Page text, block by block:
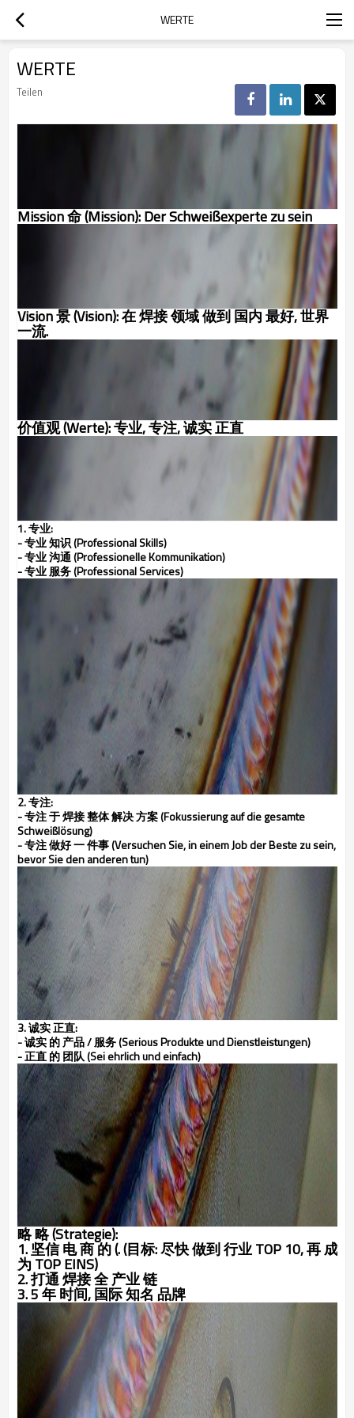
WERTE
WERTE
Teilen
Mission 命 (Mission): Der Schweißexperte zu sein
Vision 景 (Vision): 在 焊接 领域 做到 国内 最好, 世界
一流.
价值观 (Werte): 专业, 专注, 诚实 正直
1. 专业:
- 专业 知识 (Professional Skills)
- 专业 沟通 (Professionelle Kommunikation)
- 专业 服务 (Professional Services)
2. 专注:
- 专注 于 焊接 整体 解决 方案 (Fokussierung auf die gesamte
Schweißlösung)
- 专注 做好 一 件事 (Versuchen Sie, in einem Job der Beste zu sein,
bevor Sie den anderen tun)
3. 诚实 正直:
- 诚实 的 产品 / 服务 (Serious Produkte und Dienstleistungen)
- 正直 的 团队 (Sei ehrlich und einfach)
略 略 (Strategie):
1. 坚信 电 商 的 (. (目标: 尽快 做到 行业 TOP 10, 再 成
为 TOP EINS)
2. 打通 焊接 全 产业 链
3. 5 年 时间, 国际 知名 品牌